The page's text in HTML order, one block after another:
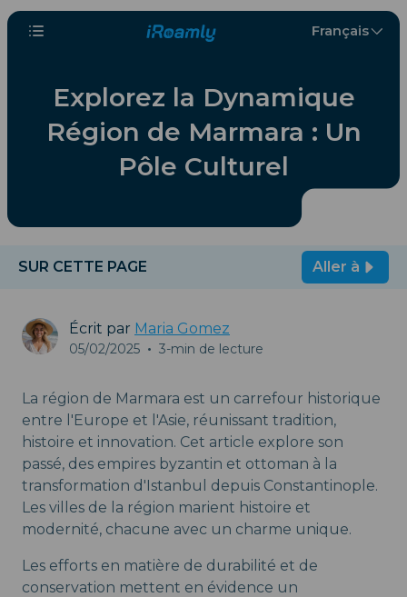
Français
Explorez la Dynamique
Région de Marmara : Un
Pôle Culturel
SUR CETTE PAGE Aller à
Écrit par Maria Gomez
05/02/2025 • 3-min de lecture
La région de Marmara est un carrefour historique
entre l'Europe et l'Asie, réunissant tradition,
histoire et innovation. Cet article explore son
passé, des empires byzantin et ottoman à la
transformation d'Istanbul depuis Constantinople.
Les villes de la région marient histoire et
modernité, chacune avec un charme unique.
Les efforts en matière de durabilité et de
conservation mettent en évidence un